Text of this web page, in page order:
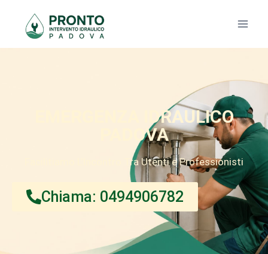
EMERGENZA IDRAULICO
PADOVA
Facilitiamo L’Incontro Tra Utenti e Professionisti
Chiama: 0494906782